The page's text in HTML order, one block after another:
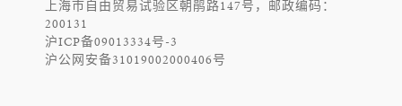
上海市自由贸易试验区朝鹃路147号，邮政编码：
200131
沪ICP备09013334号-3
沪公网安备31019002000406号